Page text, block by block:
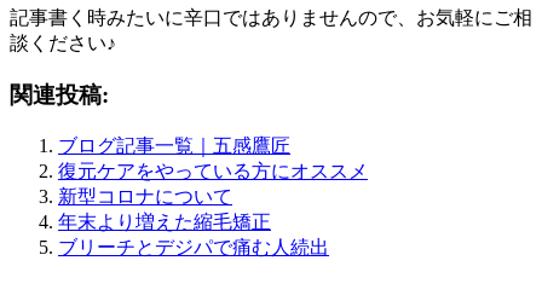
記事書く時みたいに辛口ではありませんので、お気軽にご相
談ください♪
関連投稿:
ブログ記事一覧｜五感鷹匠
復元ケアをやっている方にオススメ
新型コロナについて
年末より増えた縮毛矯正
ブリーチとデジパで痛む人続出